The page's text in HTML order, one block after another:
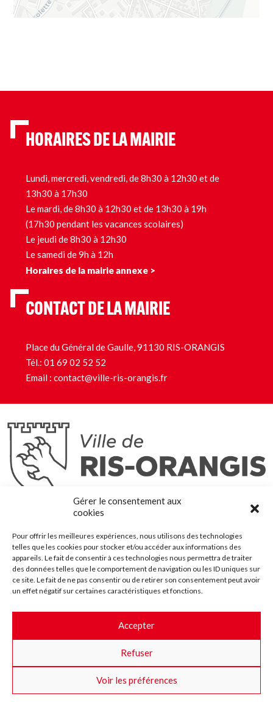
Gérer le consentement aux
cookies
Pour offrir les meilleures expériences, nous utilisons des technologies
telles que les cookies pour stocker et/ou accéder aux informations des
appareils. Le fait de consentir à ces technologies nous permettra de traiter
des données telles que le comportement de navigation ou les ID uniques sur
ce site. Le fait de ne pas consentir ou de retirer son consentement peut avoir
un effet négatif sur certaines caractéristiques et fonctions.
Accepter
Refuser
Voir les préférences
HORAIRES DE LA MAIRIE
Lundi, mercredi, vendredi, de 8h30 à 12h30 et de
13h30 à 17h30
Le mardi, de 8h30 à 12h30 et de 13h30 à 19h
(17h30 pendant les vacances scolaires)
Le jeudi de 8h30 à 12h30
Le samedi de 9h à 12h
Horaires de la mairie annexe >
CONTACT DE LA MAIRIE
Place du Général de Gaulle, 91130 RIS-ORANGIS
Tél.: 01 69 02 52 52
Email : contact@ville-ris-orangis.fr
Ris-Orangis
@2022 — Tous droits réservés
Plan du site
Contact
Accessibilité
Crédits
Les marchés publics
Suggestions & Améliorations
Facebook
InstaTwitterYoutube